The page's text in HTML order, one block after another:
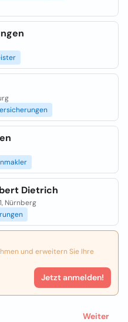
Dietrich
Nürnberg
und erweitern Sie Ihre
Jetzt anmelden!
Weiter